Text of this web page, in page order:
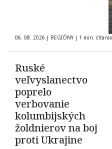
06. 08. 2026 | REGIÓNY | 1 min. čítania
Ruské
veľvyslanectvo
poprelo
verbovanie
kolumbijských
žoldnierov na boj
proti Ukrajine